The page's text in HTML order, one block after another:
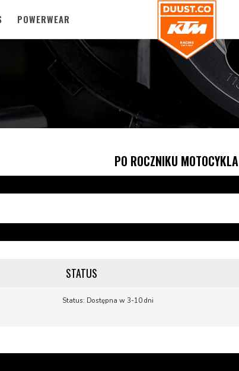
POWERWEAR
PO ROCZNIKU MOTOCYKLA
STATUS
Status: Dostępna w 3-10 dni